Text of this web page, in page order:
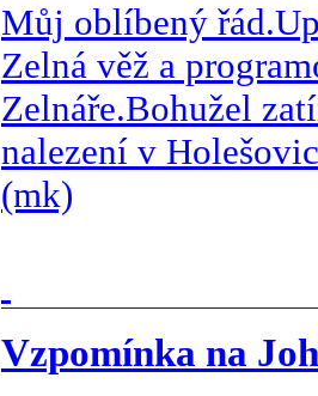
Můj oblíbený
Zelná věž a
Zelnáře.Bohužel
nalezení v
(mk)
Vzpomínka na